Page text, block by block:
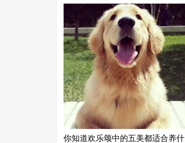
看你家狗狗是什么性格！1、魔力转圈圈式
：活泼调皮、不拘一格有的狗狗拉粑粑的时
候是喜欢魔力转圈圈式，也就是一边转圈一边
拉。
你知道欢乐颂中的五美都适合养什